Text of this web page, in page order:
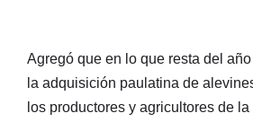
Agregó que en lo que resta del
la adquisición paulatina de
los productores y agricultores de